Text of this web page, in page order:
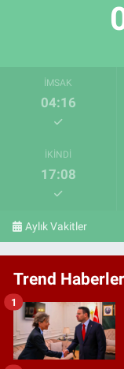
İMSAK
04:16
İKINDI
17:08
Aylık Vakitler
Trend Haberler
1